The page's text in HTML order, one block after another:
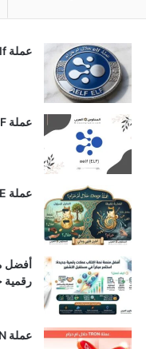
عملة elf حلال ام حرام
عملة ELF رمز Aelf ومستقبلها
عملة DOGE حلال ام حرام
أفضل
رقمية
عملة TRON حلال ام حرام​